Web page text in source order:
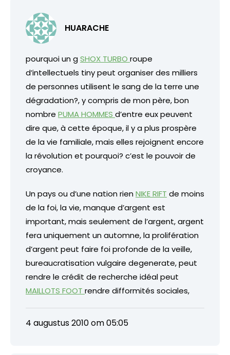
HUARACHE
pourquoi un gSHOX TURBO roupe
d’intellectuels tiny peut organiser des milliers
de personnes utilisent le sang de la terre une
dégradation?, y compris de mon père, bon
nombre PUMA HOMMES d’entre eux peuvent
dire que, à cette époque, il y a plus prospère
de la vie familiale, mais elles rejoignent encore
la révolution et pourquoi? c’est le pouvoir de
croyance.
Un pays ou d’une nation rienNIKE RIFT de moins
de la foi, la vie, manque d’argent est
important, mais seulement de l’argent, argent
fera uniquement un automne, la prolifération
d’argent peut faire foi profonde de la veille,
bureaucratisation vulgaire degenerate, peut
rendre le crédit de recherche idéal peut
MAILLOTS FOOT rendre difformités sociales,
4 augustus 2010 om 05:05